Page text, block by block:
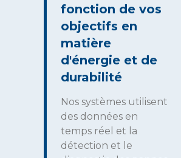
fonction de vos
objectifs en
matière
d'énergie et de
durabilité
Nos systèmes utilisent
des données en
temps réel et la
détection et le